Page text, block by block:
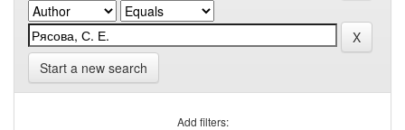
Start a new search
Add filters: